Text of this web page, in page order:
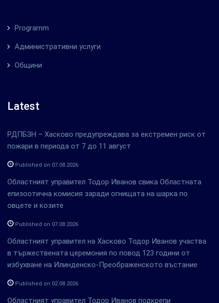
Programm
Административни услуги
Общини
Latest
РДПБЗН – Хасково предупреждава за екстремен риск от
пожари в периода от 7 до 11 август
Published on 07.08.2026
Областният управител Тодор Иванов свика Областната
епизоотична комисия заради огнищата на шарка по
овцете и козите
Published on 07.08.2026
Областният управител на Хасково Тодор Иванов участва
в тържествената церемония по повод 123 години от
избухване на Илинденско-Преображенското въстание
Published on 02.08.2026
Областният управител Тодор Иванов подкрепи